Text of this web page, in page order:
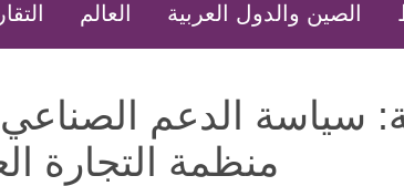
الصين والدول العربية العالم
سياسة الدعم
منظمة التجارة